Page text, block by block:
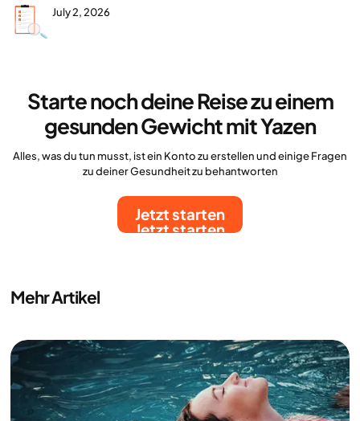
July 2, 2026
Starte noch deine Reise zu einem
gesunden Gewicht mit Yazen
Alles, was du tun musst, ist ein Konto zu erstellen und einige Fragen
zu deiner Gesundheit zu behantworten
Jetzt starten
Jetzt starten
Mehr Artikel